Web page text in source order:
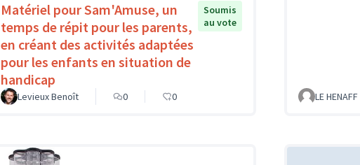
Matériel pour Sam'Amuse, un
temps de répit pour les parents,
en créant des activités adaptées
pour les enfants en situation de
handicap
Soumis
au vote
Levieux Benoît 0 0 LE HENAFF